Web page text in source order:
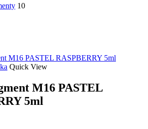
10
Quick View
M16 PASTEL
5ml